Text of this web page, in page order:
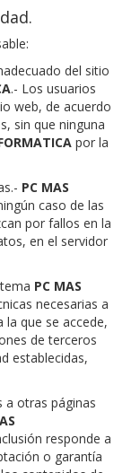
del sitio
.- Los usuarios
web, de acuerdo
sin que ninguna
por la
PC MAS
caso de las
por fallos en la
en el servidor
PC MAS
necesarias a
que se accede,
de terceros
establecidas,
a otras páginas
responde a
o garantía